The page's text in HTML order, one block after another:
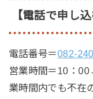
【電話で申し込
電話番号＝082-
営業時間＝10：
業時間内でも不在